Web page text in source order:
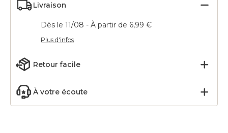
Livraison
Dès le 11/08 - À partir de 6,99 €
Plus d'infos
Retour facile
À votre écoute